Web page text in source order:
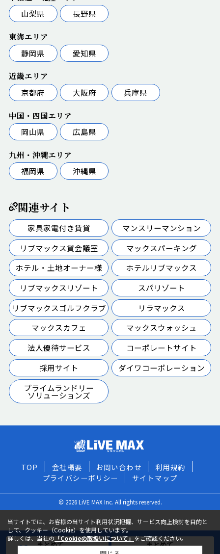
まとめて
まとめて
山梨県
長野県
東海エリア
静岡県
愛知県
近畿エリア
京都府
大阪府 兵庫県
中国・四国エリア
岡山県
広島県
九州・沖縄エリア
福岡県
沖縄県
関連サイト
家具家電付き賃貸
マンスリーマンション
リブマックス貸会議室
マックスパーキング
ホテル・土地オーナー様
ホテルリブマックス
リブマックスリゾート
スパリゾート
リブマックスゴルフクラブ
リラマックス
マックスカフェ
マックスウォッシュ
法人優待サービス
コーポレートサイト
採用サイト
ダイワコーポレーション
プライムランドリー
ソリューションズ
TOP 会社概要 お問い合わせ
利用規約
プライバシーポリシー
サイトマップ
© 2026 LiVE MAX Inc. All rights reserved.
当サイトでは、お客様の当サイト利用状況把握、サービス向上検討を目的と
して、クッキー（Cookie）を使用しています。
詳しくは、当社の「Cookieの取扱いについて」をご確認ください。